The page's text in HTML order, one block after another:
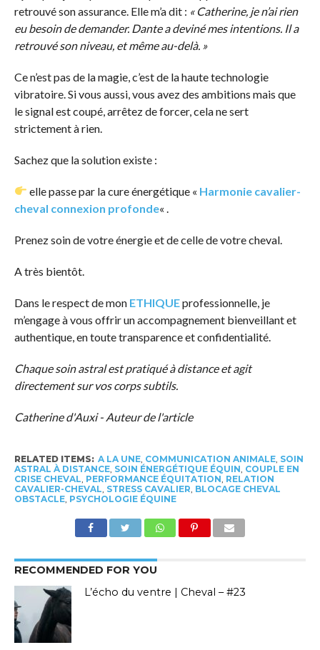
retrouvé son assurance. Elle m’a dit : « Catherine, je n’ai rien
eu besoin de demander. Dante a deviné mes intentions. Il a
retrouvé son niveau, et même au-delà. »
Ce n’est pas de la magie, c’est de la haute technologie
vibratoire. Si vous aussi, vous avez des ambitions mais que
le signal est coupé, arrêtez de forcer, cela ne sert
strictement à rien.
Sachez que la solution existe :
elle passe par la cure énergétique « Harmonie cavalier-
cheval connexion profonde« .
Prenez soin de votre énergie et de celle de votre cheval.
A très bientôt.
Dans le respect de mon ETHIQUEprofessionnelle, je
m’engage à vous offrir un accompagnement bienveillant et
authentique, en toute transparence et confidentialité.
Chaque soin astral est pratiqué à distance et agit
directement sur vos corps subtils.
Catherine d'Auxi - Auteur de l'article
RELATED ITEMS: A LA UNE, COMMUNICATION ANIMALE, SOIN
ASTRAL À DISTANCE, SOIN ÉNERGÉTIQUE ÉQUIN COUPLE EN
CRISE CHEVAL PERFORMANCE ÉQUITATION RELATION
CAVALIER-CHEVAL STRESS CAVALIER BLOCAGE CHEVAL
OBSTACLE, PSYCHOLOGIE ÉQUINE
RECOMMENDED FOR YOU
L’écho du ventre | Cheval – #23